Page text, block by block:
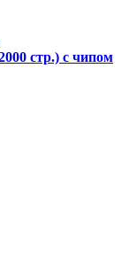
стр.) с чипом